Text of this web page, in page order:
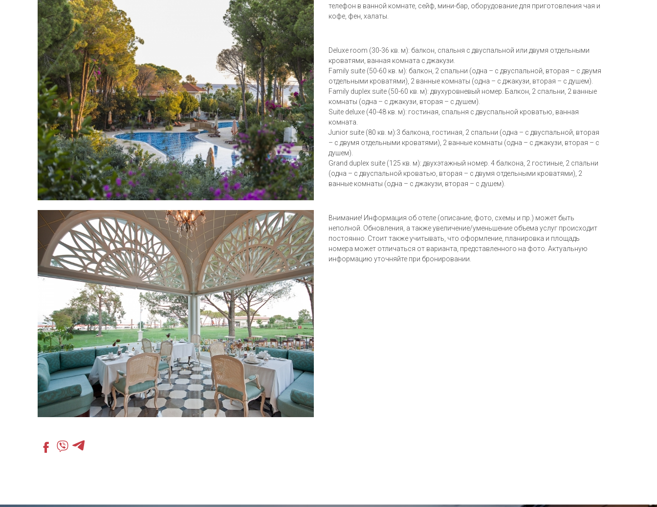
телефон в ванной комнате, сейф, мини-бар, оборудование для приготовления чая и
кофе, фен, халаты.
Deluxe room (30-36 кв. м): балкон, спальня с двуспальной или двумя отдельными
кроватями, ванная комната с джакузи.
Family suite (50-60 кв. м): балкон, 2 спальни (одна – с двуспальной, вторая – с двумя
отдельными кроватями), 2 ванные комнаты (одна – с джакузи, вторая – с душем).
Family duplex suite (50-60 кв. м): двухуровневый номер. Балкон, 2 спальни, 2 ванные
комнаты (одна – с джакузи, вторая – с душем).
Suite deluxe (40-48 кв. м): гостиная, спальня с двуспальной кроватью, ванная
комната.
Junior suite (80 кв. м):3 балкона, гостиная, 2 спальни (одна – с двуспальной, вторая
– с двумя отдельными кроватями), 2 ванные комнаты (одна – с джакузи, вторая – с
душем).
Grand duplex suite (125 кв. м): двухэтажный номер. 4 балкона, 2 гостиные, 2 спальни
(одна – с двуспальной кроватью, вторая – с двумя отдельными кроватями), 2
ванные комнаты (одна – с джакузи, вторая – с душем).
Внимание! Информация об отеле (описание, фото, схемы и пр.) может быть
неполной. Обновления, а также увеличение/уменьшение объема услуг происходит
постоянно. Стоит также учитывать, что оформление, планировка и площадь
номера может отличаться от варианта, представленного на фото. Актуальную
информацию уточняйте при бронировании.